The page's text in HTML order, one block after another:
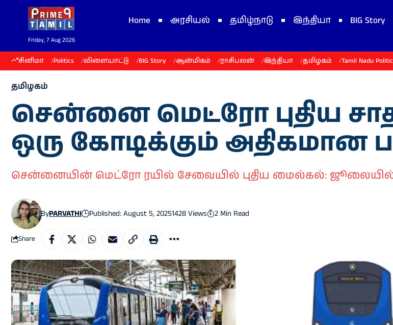
Friday, 7 Aug 2026
Home அரசியல் தமிழ்நாடு இந்தியா BIG Story
சினிமா Politics விளையாட்டு BIG Story ஆன்மிகம் ராசிபலன் இந்தியா தமிழகம் Tamil Nadu
தமிழகம்
சென்னை மெட்ரோ புதிய
ஒரு கோடிக்கும்
சென்னையின் மெட்ரோ ரயில் சேவையில் புதிய மைல்கல்:
ByPARVATHI Published: August 5, 20251428 Views 2 Min Read
Share